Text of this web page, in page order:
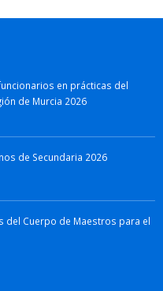
en prácticas del
de Murcia 2026
de Secundaria 2026
del Cuerpo de Maestros para el